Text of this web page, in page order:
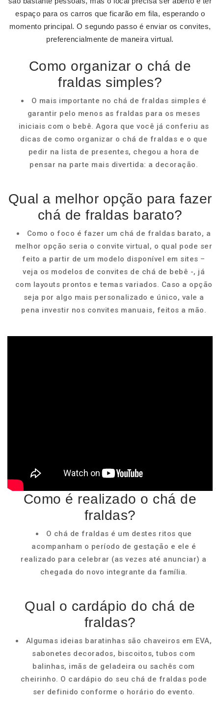
espaço para os carros que ficarão em fila, esperando o
momento principal. O segundo passo é enviar os convites,
preferencialmente de maneira virtual.
Como organizar o chá de
fraldas simples?
O mais importante no chá de fraldas simples é
garantir pelo menos as fraldas para os meses
iniciais com o bebê. Agora que você já conferiu as
dicas de como organizar o chá de fraldas e o que
pedir na lista de presentes, chegou a hora de
pensar na parte mais divertida: a decoração.
Qual a melhor opção para fazer
chá de fraldas barato?
Como o foco é fazer um chá de fraldas barato, a
melhor opção seria o convite virtual, o qual pode ser
feito a partir de um modelo disponível em sites –
veja os modelos de convites de chá de bebê -, já
com layouts prontos e temas variados. Caso a opção
seja por algo mais personalizado e único, vale a
pena investir nos convites manuais, feitos a mão.
Como é realizado o chá de
fraldas?
O chá de fraldas é um destes ritos que
acompanham o período de gestação e ele é
realizado para celebrar (as vezes até anunciar) a
chegada do novo integrante da família.
Qual o cardápio do chá de
fraldas?
Algumas ideias baratinhas são chaveiros em EVA,
sabonetes decorados, biscoitos, tubos com
balinhas, imãs de geladeira ou sachês com
cheirinho. O cardápio do seu chá de fraldas pode
ser definido conforme o horário do evento.